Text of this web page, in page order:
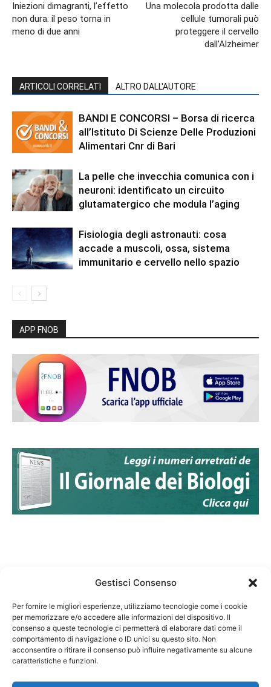
Gestisci Consenso
Per fornire le migliori esperienze, utilizziamo tecnologie come i cookie
per memorizzare e/o accedere alle informazioni del dispositivo. Il
consenso a queste tecnologie ci permetterà di elaborare dati come il
comportamento di navigazione o ID unici su questo sito. Non
acconsentire o ritirare il consenso può influire negativamente su alcune
caratteristiche e funzioni.
Iniezioni dimagranti, l’effetto
non dura: il peso torna in
meno di due anni
Una molecola prodotta dalle
cellule tumorali può
proteggere il cervello
dall’Alzheimer
ARTICOLI CORRELATI ALTRO DALL'AUTORE
BANDI E CONCORSI – Borsa di ricerca
all’Istituto Di Scienze Delle Produzioni
Alimentari Cnr di Bari
La pelle che invecchia comunica con i
neuroni: identificato un circuito
glutamatergico che modula l’aging
Fisiologia degli astronauti: cosa
accade a muscoli, ossa, sistema
immunitario e cervello nello spazio
APP FNOB
Federazione Nazionale Degli Ordini dei Biologi:
codice fiscale 80069130583
Responsabile sito internet www.fnob.it: